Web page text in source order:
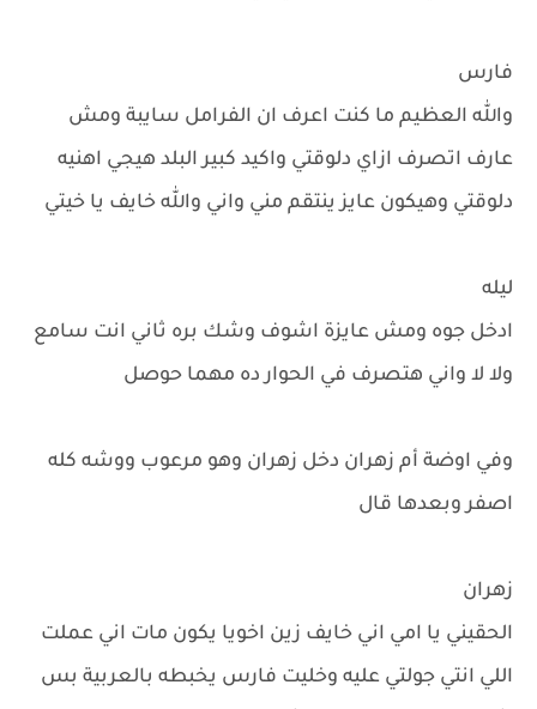
فارس
والله العظيم ما كنت اعرف ان الفرامل سايبة ومش
عارف اتصرف ازاي دلوقتي واكيد كبير البلد هيجي اهنيه
دلوقتي وهيكون عايز ينتقم مني واني والله خايف يا خيتي
ليله
ادخل جوه ومش عايزة اشوف وشك بره ثاني انت سامع
ولا لا واني هتصرف في الحوار ده مهما حوصل
وفي اوضة أم زهران دخل زهران وهو مرعوب ووشه كله
اصفر وبعدها قال
زهران
الحقيني يا امي اني خايف زين اخويا يكون مات اني عملت
اللي انتي جولتي عليه وخليت فارس يخبطه بالعربية بس